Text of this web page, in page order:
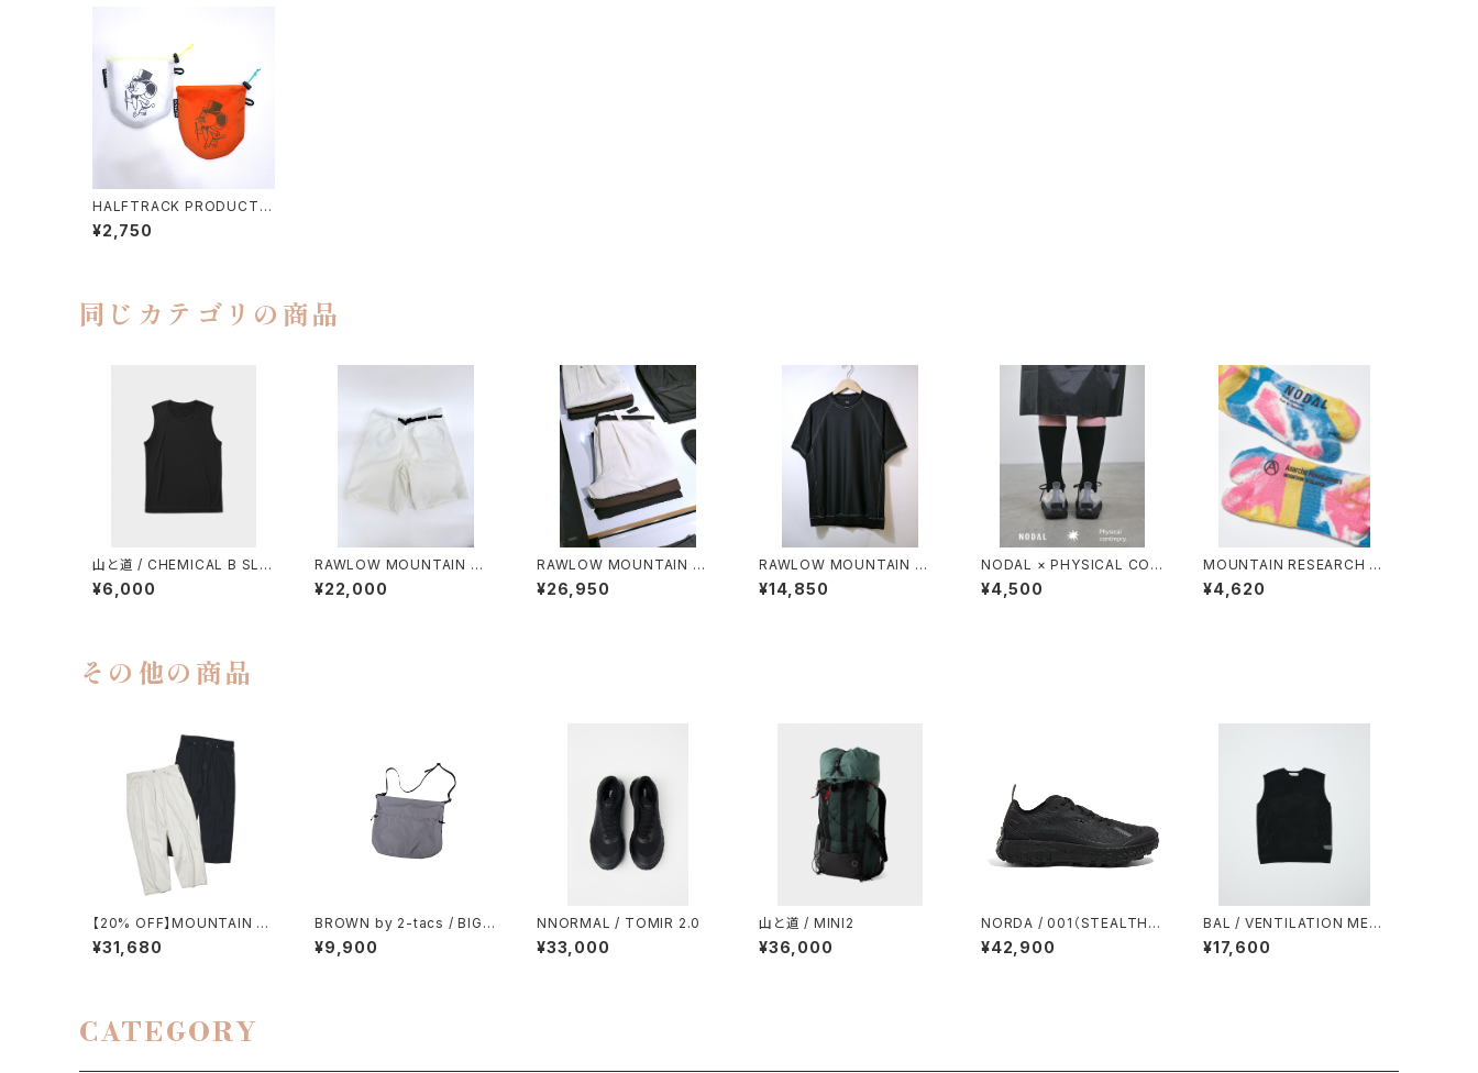
HALFTRACK PRODUCTS
/ ＋CANDY
¥2,750
同じカテゴリの商品
山と道 / CHEMICAL B SLE
EVELESS（MEN）
¥6,000
RAWLOW MOUNTAIN WO
RKS / HIKER GURKHA PA
NTS
¥22,000
RAWLOW MOUNTAIN WO
RKS / HIKER BAKER PANT
S
¥26,950
RAWLOW MOUNTAIN WO
RKS / DAD LITE CREW
¥14,850
NODAL × PHYSICAL CON
TMPRY.
¥4,500
MOUNTAIN RESEARCH /
TIE DYE TABI
¥4,620
その他の商品
【20% OFF】MOUNTAIN RE
SEARCH / MT 578
¥31,680
BROWN by 2-tacs / BIG S
ACOCHE（REFLECTOR）
¥9,900
NNORMAL / TOMIR 2.0
¥33,000
山と道 / MINI2
¥36,000
NORDA / 001（STEALTH B
LACK）
¥42,900
BAL / VENTILATION MES
H CREW VEST
¥17,600
CATEGORY